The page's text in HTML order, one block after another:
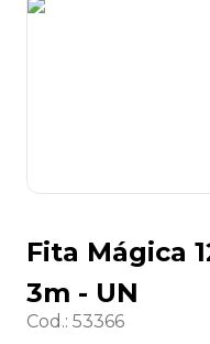
Fita Mágica
3m - UN
Cod.: 53366